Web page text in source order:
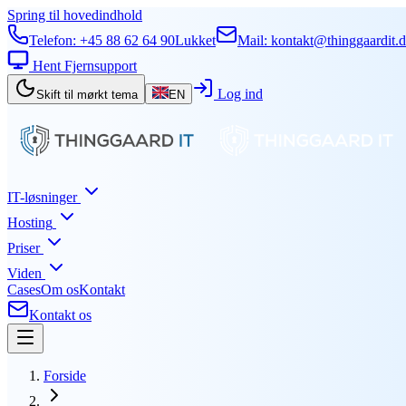
Spring til hovedindhold
Telefon: +45 88 62 64 90Lukket Mail:
Hent Fjernsupport
Skift til mørkt tema EN Log ind
IT-løsninger
Hosting
Priser
Viden
CasesOm osKontakt
Kontakt os
Forside